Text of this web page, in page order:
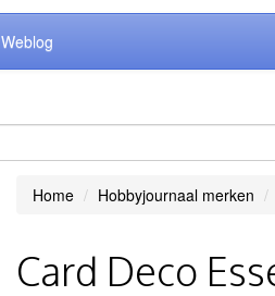
Weblog
Home Hobbyjournaal merken
Card Deco